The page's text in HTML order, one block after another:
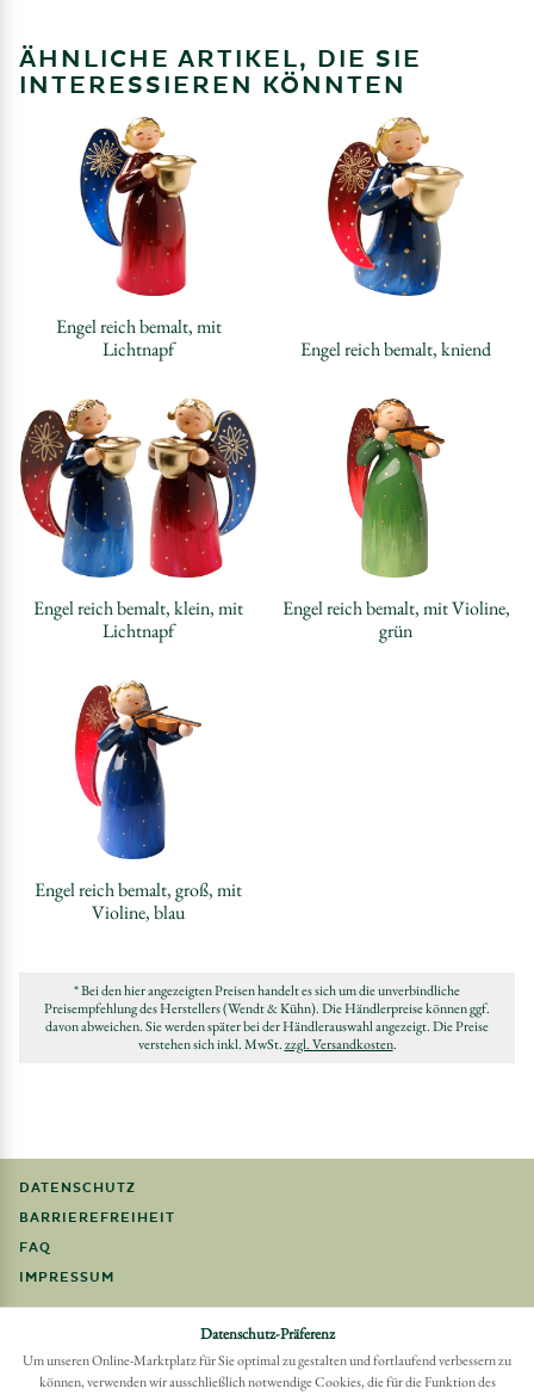
ÄHNLICHE ARTIKEL, DIE SIE
INTERESSIEREN KÖNNTEN
Engel reich bemalt, mit
Lichtnapf
Engel reich bemalt, kniend
Engel reich bemalt, klein, mit
Lichtnapf
Engel reich bemalt, mit Violine,
grün
Engel reich bemalt, groß, mit
Violine, blau
* Bei den hier angezeigten Preisen handelt es sich um die unverbindliche
Preisempfehlung des Herstellers (Wendt & Kühn). Die Händlerpreise können ggf.
davon abweichen. Sie werden später bei der Händlerauswahl angezeigt. Die Preise
verstehen sich inkl. MwSt.zzgl. Versandkosten.
DATENSCHUTZ
BARRIEREFREIHEIT
FAQ
IMPRESSUM
Möchten Sie eine Bestellung widerrufen?
Hier Widerruf mit wenigen Klicks online erreichen
BESTELLUNG WIDERRUFEN
Datenschutz-Präferenz
Um unseren Online-Marktplatz für Sie optimal zu gestalten und fortlaufend verbessern zu
können, verwenden wir ausschließlich notwendige Cookies, die für die Funktion des